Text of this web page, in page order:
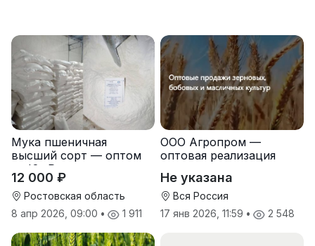
Мука пшеничная
высший сорт — оптом
от Юг Руси
12 000 ₽
Ростовская область
8 апр 2026, 09:00 • 1 911
ООО Агропром —
оптовая реализация
экспорт
Не указана
Вся Россия
17 янв 2026, 11:59 • 2 548